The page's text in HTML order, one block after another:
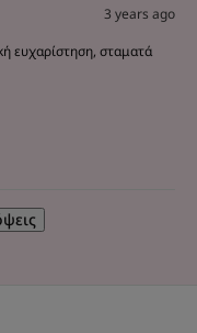
3 years ago
ευχαρίστηση, σταματά